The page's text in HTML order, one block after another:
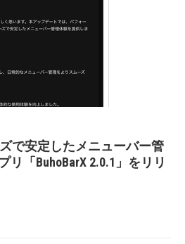
で安定したメニューバー管
「BuhoBarX 2.0.1」をリリ